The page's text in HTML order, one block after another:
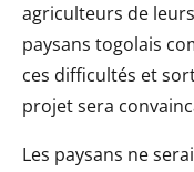
agriculteurs de
paysans togolais
ces difficultés et
projet sera
Les paysans ne